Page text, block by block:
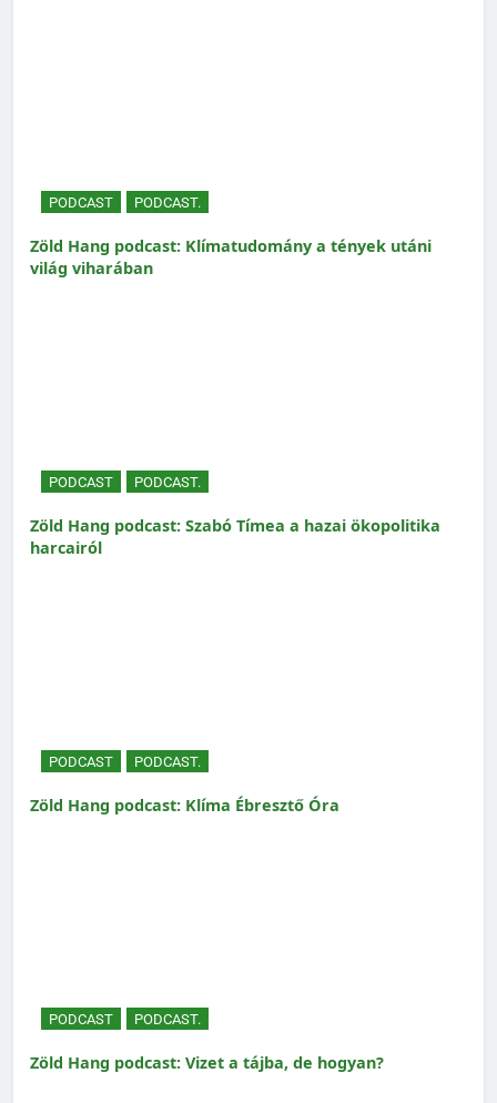
PODCAST PODCAST.
Zöld Hang podcast: Klímatudomány a tények utáni
világ viharában
PODCAST PODCAST.
Zöld Hang podcast: Szabó Tímea a hazai ökopolitika
harcairól
PODCAST PODCAST.
Zöld Hang podcast: Klíma Ébresztő Óra
PODCAST PODCAST.
Zöld Hang podcast: Vizet a tájba, de hogyan?